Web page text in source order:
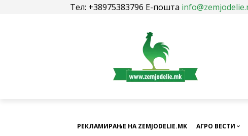
Тел: +38975383796 Е-пошта
РЕКЛАМИРАЊЕ НА ZEMJODELIE.MK АГРО ВЕСТИ